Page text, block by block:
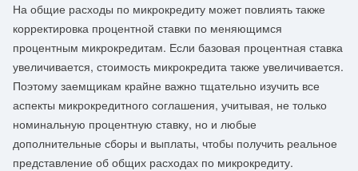
На общие расходы по микрокредиту может повлиять также
корректировка процентной ставки по меняющимся
процентным микрокредитам. Если базовая процентная ставка
увеличивается, стоимость микрокредита также увеличивается.
Поэтому заемщикам крайне важно тщательно изучить все
аспекты микрокредитного соглашения, учитывая, не только
номинальную процентную ставку, но и любые
дополнительные сборы и выплаты, чтобы получить реальное
представление об общих расходах по микрокредиту.